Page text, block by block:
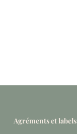
Agréments et labels